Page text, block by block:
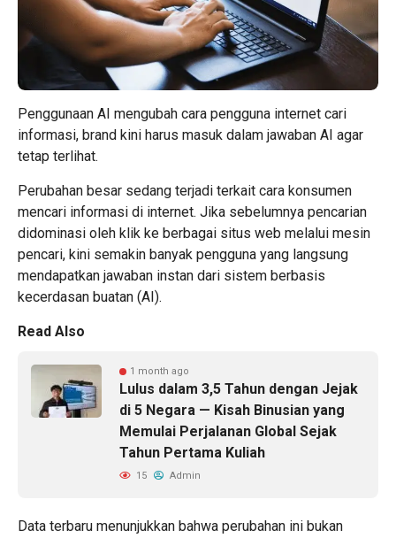
Penggunaan AI mengubah cara pengguna internet cari
informasi, brand kini harus masuk dalam jawaban AI agar
tetap terlihat.
Perubahan besar sedang terjadi terkait cara konsumen
mencari informasi di internet. Jika sebelumnya pencarian
didominasi oleh klik ke berbagai situs web melalui mesin
pencari, kini semakin banyak pengguna yang langsung
mendapatkan jawaban instan dari sistem berbasis
kecerdasan buatan (AI).
Read Also
1 month ago
Lulus dalam 3,5 Tahun dengan Jejak
di 5 Negara — Kisah Binusian yang
Memulai Perjalanan Global Sejak
Tahun Pertama Kuliah
15 Admin
Data terbaru menunjukkan bahwa perubahan ini bukan